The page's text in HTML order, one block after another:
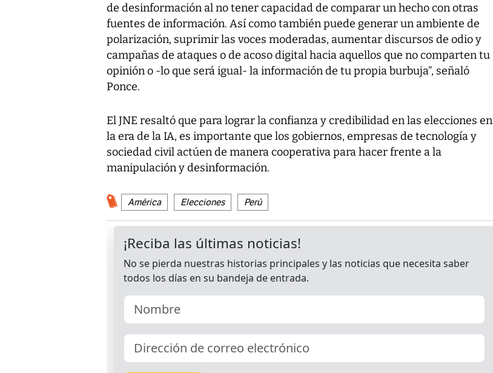
de desinformación al no tener capacidad de comparar un hecho con otras
fuentes de información. Así como también puede generar un ambiente de
polarización, suprimir las voces moderadas, aumentar discursos de odio y
campañas de ataques o de acoso digital hacia aquellos que no comparten tu
opinión o -lo que será igual- la información de tu propia burbuja”, señaló
Ponce.
El JNE resaltó que para lograr la confianza y credibilidad en las elecciones en
la era de la IA, es importante que los gobiernos, empresas de tecnología y
sociedad civil actúen de manera cooperativa para hacer frente a la
manipulación y desinformación.
América Elecciones Perú